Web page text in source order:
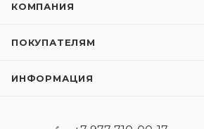
КОМПАНИЯ
ПОКУПАТЕЛЯМ
ИНФОРМАЦИЯ